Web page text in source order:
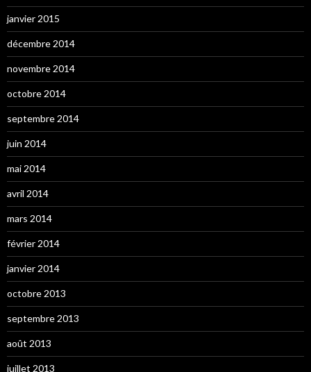
janvier 2015
décembre 2014
novembre 2014
octobre 2014
septembre 2014
juin 2014
mai 2014
avril 2014
mars 2014
février 2014
janvier 2014
octobre 2013
septembre 2013
août 2013
juillet 2013